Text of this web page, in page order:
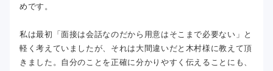
めです。
私は最初「面接は会話なのだから用意はそこまで必要ない」と
軽く考えていましたが、それは大間違いだと木村様に教えて頂
きました。自分のことを正確に分かりやすく伝えることにも、